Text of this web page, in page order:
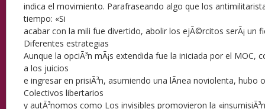
indica el movimiento. Parafraseando algo que los
tiempo: «Si
acabar con la mili fue divertido, abolir los ejÃ©rcitos serÃ¡ un
Diferentes estrategias
Aunque la opciÃ³n mÃ¡s extendida fue la iniciada por el MOC,
a los juicios
e ingresar en prisiÃ³n, asumiendo una lÃ­nea noviolenta, hubo
Colectivos libertarios
y autÃ³nomos como Los invisibles promovieron la